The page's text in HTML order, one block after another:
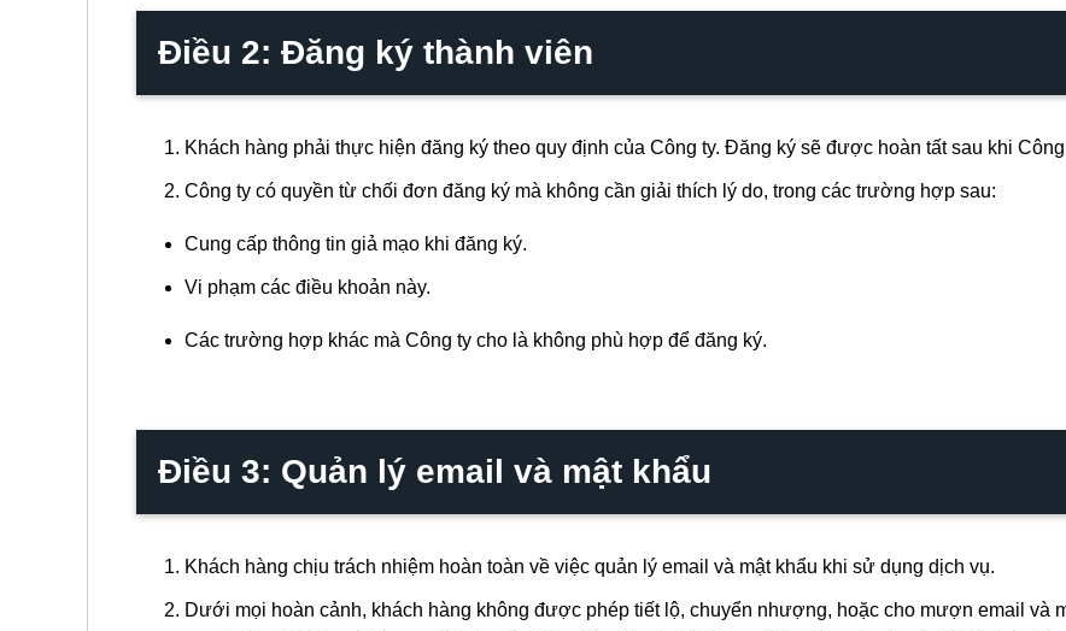
Điều 2: Đăng ký thành viên
Khách hàng phải thực hiện đăng ký theo quy định của Công ty. Đăng ký sẽ được hoàn tất sau khi
Công ty có quyền từ chối đơn đăng ký mà không cần giải thích lý do, trong các trường hợp sau:
Cung cấp thông tin giả mạo khi đăng ký.
Vi phạm các điều khoản này.
Các trường hợp khác mà Công ty cho là không phù hợp để đăng ký.
Điều 3: Quản lý email và mật khẩu
Khách hàng chịu trách nhiệm hoàn toàn về việc quản lý email và mật khẩu khi sử dụng dịch vụ.
Dưới mọi hoàn cảnh, khách hàng không được phép tiết lộ, chuyển nhượng, hoặc cho mượn email và